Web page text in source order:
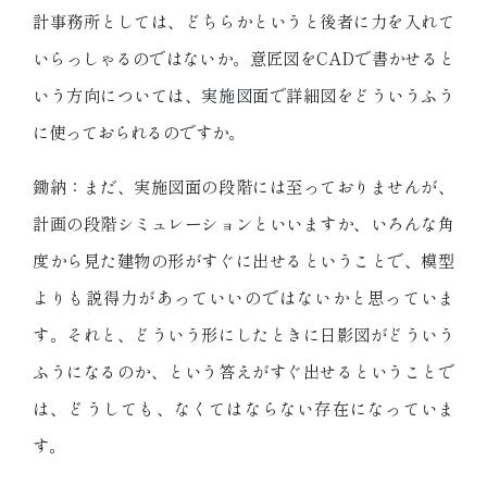
計事務所としては、どちらかというと後者に力を入れて
いらっしゃるのではないか。意匠図をCADで書かせると
いう方向については、実施図面で詳細図をどういうふう
に使っておられるのですか。
鋤納：まだ、実施図面の段階には至っておりませんが、
計画の段階シミュレーションといいますか、いろんな角
度から見た建物の形がすぐに出せるということで、模型
よりも説得力があっていいのではないかと思っていま
す。それと、どういう形にしたときに日影図がどういう
ふうになるのか、という答えがすぐ出せるということで
は、どうしても、なくてはならない存在になっていま
す。